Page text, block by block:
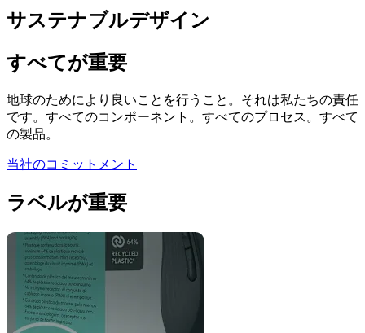
サステナブルデザイン
すべてが重要
地球のためにより良いことを行うこと。それは私たちの責任
です。すべてのコンポーネント。すべてのプロセス。すべて
の製品。
当社のコミットメント
ラベルが重要